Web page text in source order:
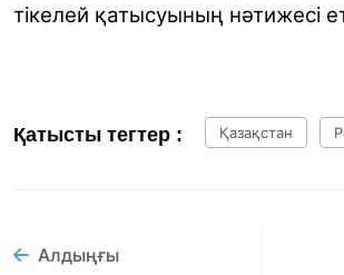
тікелей қатысуының нәтижесі
Қатысты тегтер : Қазақстан
Алдыңғы